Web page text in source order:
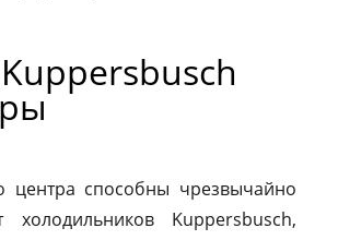
центра способны чрезвычайно
Kuppersbusch,